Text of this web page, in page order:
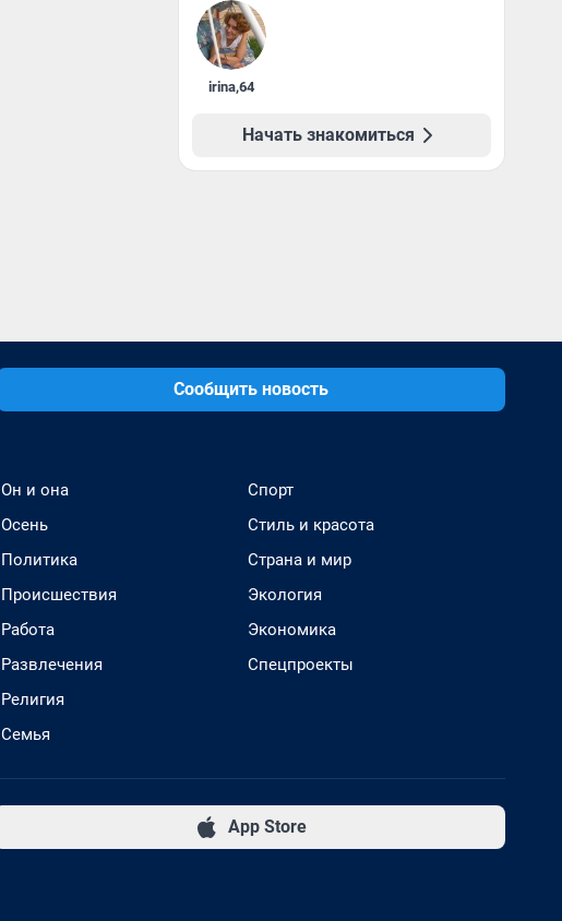
irina,64
Начать знакомиться
Сообщить новость
Он и она
Осень
Политика
Происшествия
Работа
Развлечения
Религия
Семья
Спорт
Стиль и красота
Страна и мир
Экология
Экономика
Спецпроекты
App Store